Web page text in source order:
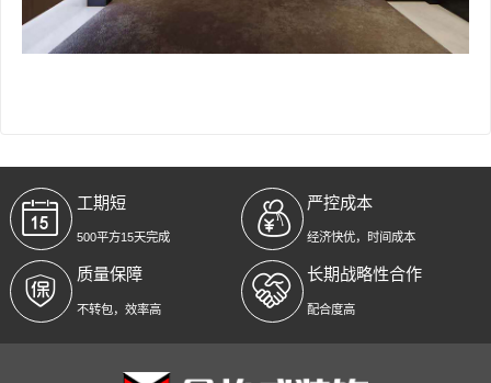
工期短
500平方15天完成
严控成本
经济快优，时间成本
质量保障
不转包，效率高
长期战略性合作
配合度高